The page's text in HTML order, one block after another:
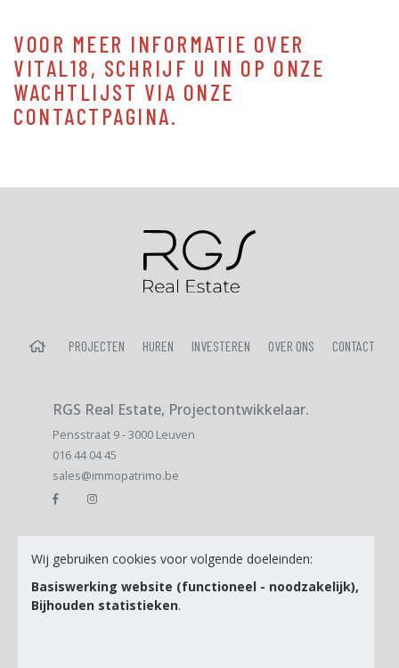
VOOR MEER INFORMATIE OVER
VITAL18, SCHRIJF U IN OP ONZE
WACHTLIJST VIA ONZE
CONTACTPAGINA.
HOME PROJECTEN HUREN INVESTEREN OVER ONS CONTACT
RGS Real Estate, Projectontwikkelaar.
Pensstraat 9 - 3000 Leuven
016 44 04 45
sales@immopatrimo.be
E-mail
Ik ga akkoord met de
Wij gebruiken cookies voor volgende doeleinden:
Basiswerking website (functioneel - noodzakelijk),
Bijhouden statistieken.